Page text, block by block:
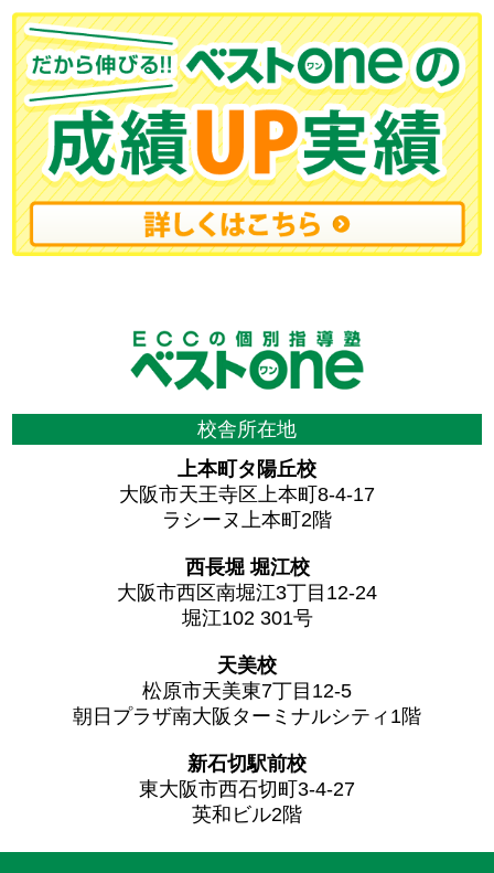
校舎所在地
上本町タ陽丘校
大阪市天王寺区上本町8-4-17
ラシーヌ上本町2階
西長堀 堀江校
大阪市西区南堀江3丁目12-24
堀江102 301号
天美校
松原市天美東7丁目12-5
朝日プラザ南大阪ターミナルシティ1階
新石切駅前校
東大阪市西石切町3-4-27
英和ビル2階